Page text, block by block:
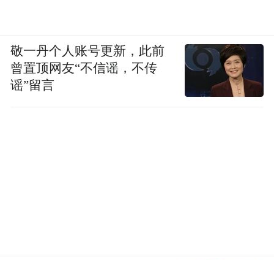
敬一丹个人账号更新，此前
曾置顶网友“不信谣，不传
谣”留言